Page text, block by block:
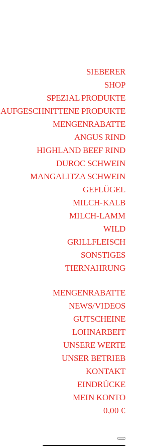
SIEBERER
SHOP
SPEZIAL PRODUKTE
AUFGESCHNITTENE PRODUKTE
MENGENRABATTE
ANGUS RIND
HIGHLAND BEEF RIND
DUROC SCHWEIN
MANGALITZA SCHWEIN
GEFLÜGEL
MILCH-KALB
MILCH-LAMM
WILD
GRILLFLEISCH
SONSTIGES
TIERNAHRUNG
MENGENRABATTE
NEWS/VIDEOS
GUTSCHEINE
LOHNARBEIT
UNSERE WERTE
UNSER BETRIEB
KONTAKT
EINDRÜCKE
MEIN KONTO
0,00€